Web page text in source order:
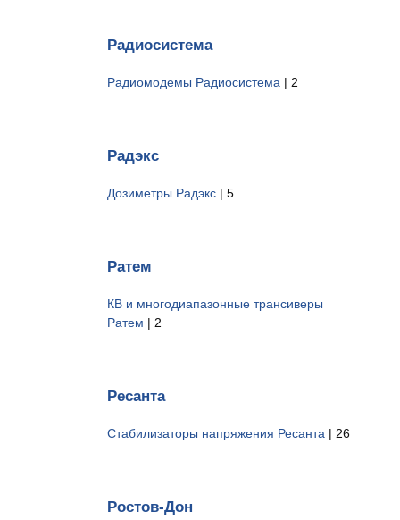
Радиосистема
Радиомодемы Радиосистема | 2
Радэкс
Дозиметры Радэкс | 5
Ратем
КВ и многодиапазонные трансиверы
Ратем | 2
Ресанта
Стабилизаторы напряжения Ресанта | 26
Ростов-Дон